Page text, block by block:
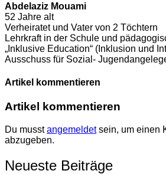
Abdelaziz Mouami
52 Jahre alt
Verheiratet und Vater von 2 Töchtern
Lehrkraft in der Schule und
„Inklusive Education“ (Inklusion und
Ausschuss für Sozial-
Artikel kommentieren
Artikel kommentieren
Du musstangemeldetsein, um einen
abzugeben.
Neueste Beiträge